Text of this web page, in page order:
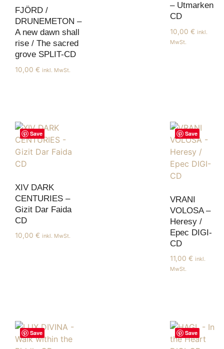
FJÖRD /
DRUNEMETON –
A new dawn shall
rise / The sacred
grove SPLIT-CD
10,00 € inkl. MwSt.
– Utmarken
CD
10,00 € inkl.
MwSt.
Save
XIV DARK
CENTURIES –
Gizit Dar Faida
CD
10,00 € inkl. MwSt.
Save
VRANI
VOLOSA –
Heresy /
Epec DIGI-
CD
11,00 € inkl.
MwSt.
Save Save